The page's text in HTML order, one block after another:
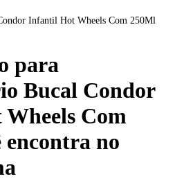
Infantil Hot Wheels Com 250Ml
para
Bucal Condor
Com
encontra no